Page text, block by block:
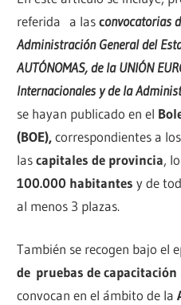
referida a lasconvocatorias
Administración General del
AUTÓNOMAS, de la UNIÓN
Internacionales y de la
se hayan publicado en el
(BOE),correspondientes a
lascapitales de provincia,
100.000 habitantes y de
al menos 3 plazas.
También se recogen bajo el
de pruebas de
convocan en el ámbito de la